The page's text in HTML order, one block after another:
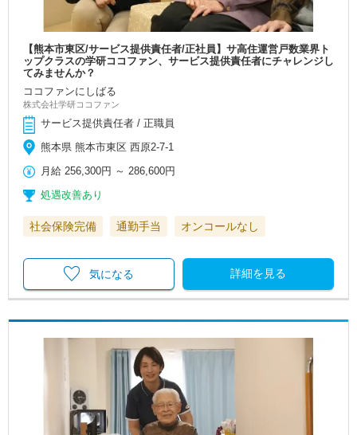
【熊本市東区/サービス提供責任者/正社員】サ高住運営戸数業界ト
ップクラスの学研ココファン、サービス提供責任者にチャレンジし
てみませんか？
ココファンにしばる
株式会社学研ココファン
サービス提供責任者 / 正職員
熊本県 熊本市東区 西原2-7-1
月給 256,300円 ～286,600円
処遇改善あり
社会保険完備 通勤手当 オンコールなし
詳細を見る
気になる